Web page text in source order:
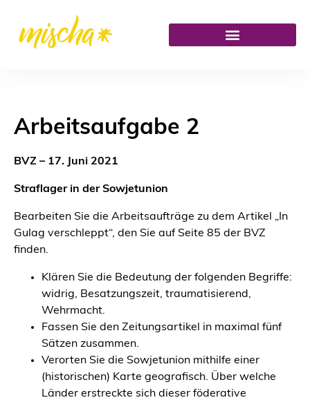
Arbeitsaufgabe 2
BVZ – 17. Juni 2021
Straflager in der Sowjetunion
Bearbeiten Sie die Arbeitsaufträge zu dem Artikel „In
Gulag verschleppt“, den Sie auf Seite 85 der BVZ
finden.
Klären Sie die Bedeutung der folgenden Begriffe:
widrig, Besatzungszeit, traumatisierend,
Wehrmacht.
Fassen Sie den Zeitungsartikel in maximal fünf
Sätzen zusammen.
Verorten Sie die Sowjetunion mithilfe einer
(historischen) Karte geografisch. Über welche
Länder erstreckte sich dieser föderative